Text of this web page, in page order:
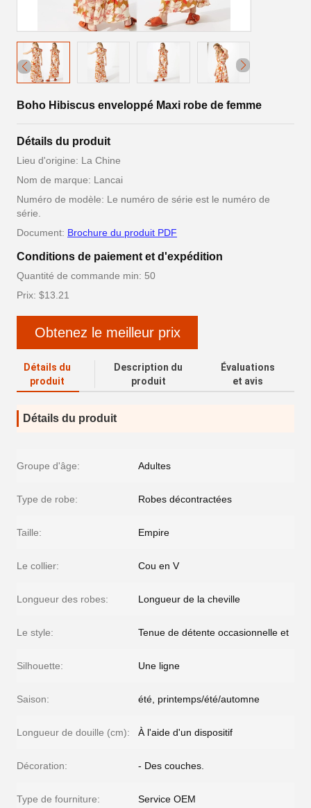
Boho Hibiscus enveloppé Maxi robe de femme
Détails du produit
Lieu d'origine: La Chine
Nom de marque: Lancai
Numéro de modèle: Le numéro de série est le numéro de
série.
Document: Brochure du produit PDF
Conditions de paiement et d'expédition
Quantité de commande min: 50
Prix: $13.21
Obtenez le meilleur prix
Détails du
produit
Description du
produit
Évaluations
et avis
Détails du produit
Groupe d'âge: Adultes
Type de robe: Robes décontractées
Taille: Empire
Le collier: Cou en V
Longueur des robes: Longueur de la cheville
Le style: Tenue de détente occasionnelle et
Silhouette: Une ligne
Saison: été, printemps/été/automne
Longueur de douille (cm): À l'aide d'un dispositif
Décoration: - Des couches.
Type de fourniture: Service OEM